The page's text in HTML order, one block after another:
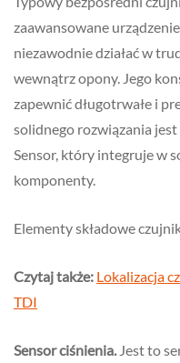
zaawansowane
niezawodnie działać w
wewnątrz opony. Jego
zapewnić długotrwałe i
solidnego rozwiązania
Sensor, który integruje w
komponenty.
Elementy składowe
Czytaj także: Lokalizacja
TDI
Sensor ciśnienia. Jest to